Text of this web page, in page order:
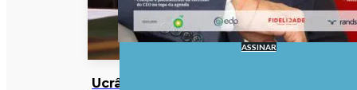
Ucrânia:
ASSINAR